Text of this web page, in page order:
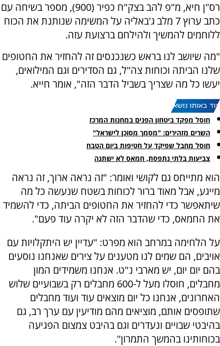
רס"ן חיא, מ"פ להב בצק"ח כפיר (900), מספר בשיחה עם
כתב ערוץ 7 מלב ג'באליה על המשימה שנותנת את הכוח
ללוחמים להמשיך ולהילחם ברצועת עזה.
"מה שיושב לנו בראש כשנכנסים זה להחזיר את החטופים
שלנו הביתה וכוחות צה"ל, גם הסדירים וגם המילואים,
יעשו כל מה שצריך בשביל הדבר הזה", אומר חייא.
עוד באותו נושא:
חוסל מפקד ביטחון הפנים במחנות המרכז
השרים מזהירים: "מסמך מסוכן לישראל"
חוסל מחבל שפיקד על חטיפות ביום הטבח
צביעות בלתי נתפסת, חמאס לא ישתנה
הוא מתייחס גם לקושי ואומר: "זה נראה ארוך, זה נראה
מייגע, אבל מאוד ברור לכוחות בשטח שנעשה כל מה
שיתאפשר כדי להחזיר את החטופים הביתה, כדי להשמיד
את החמאס, כדי שהדבר הזה לא יקרה עוד פעם".
על הלחימה במרחב הוא מפרט: "עדיין יש היתקלויות עם
אויבים, הם שמים לנו מטענים על צירים שאנחנו נוסעים
בהם יום יום, יש מארבי נ"ט. אנחנו משמידים המון
מחבלים, חוסלו מעל ל-600 מחבלים רק בשבועיים שלוש
האחרונים, אנחנו כל יום מוצאים עוד ועוד מחבלים
שתופסים אותם, מוציאים מהם מודיעין עם ערך רב, גם
בהיבטי שבויים ונעדרים וגם בהיבט צמצום הפגיעה
בכוחותינו בהמשך התמרון".